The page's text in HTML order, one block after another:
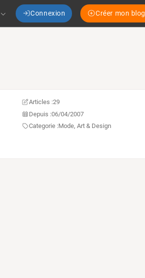
Connexion Créer mon blog
Articles :29
Depuis :06/04/2007
Categorie :Mode, Art & Design